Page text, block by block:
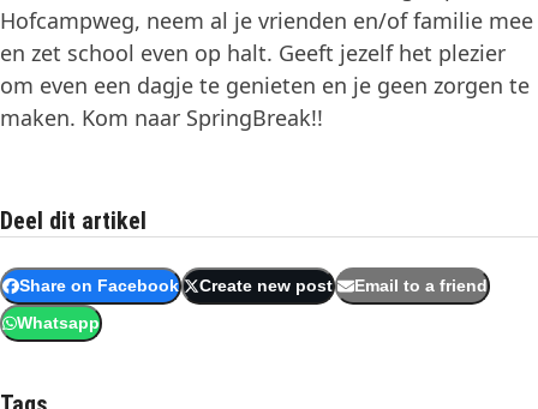
Hofcampweg, neem al je vrienden en/of familie mee
en zet school even op halt. Geeft jezelf het plezier
om even een dagje te genieten en je geen zorgen te
maken. Kom naar SpringBreak!!
Deel dit artikel
Share on Facebook Create new post Email to a friend
Whatsapp